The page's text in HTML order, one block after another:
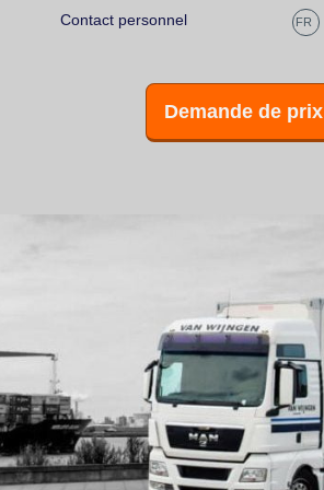
Contact personnel FR
Demande de prix